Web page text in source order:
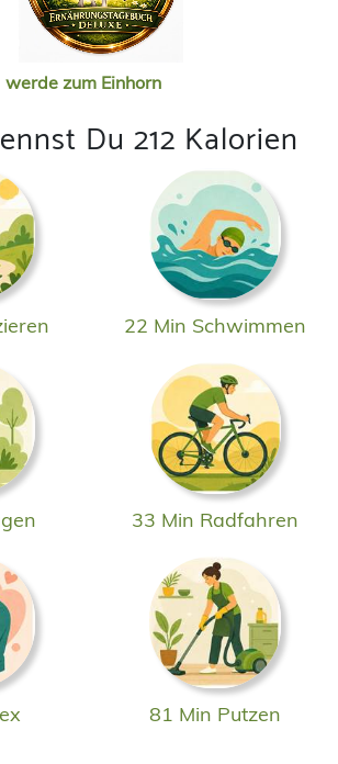
werde zum Einhorn
Du 212 Kalorien
22 Min Schwimmen
33 Min Radfahren
81 Min Putzen